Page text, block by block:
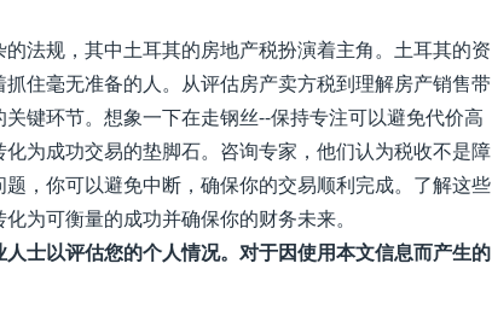
法规，其中土耳其的房地产税扮演着主角。土耳其的资
住毫无准备的人。从评估房产卖方税到理解房产销售带
键环节。想象一下在走钢丝--保持专注可以避免代价高
为成功交易的垫脚石。咨询专家，他们认为税收不是障
，你可以避免中断，确保你的交易顺利完成。了解这些
为可衡量的成功并确保你的财务未来。
士以评估您的个人情况。对于因使用本文信息而产生的